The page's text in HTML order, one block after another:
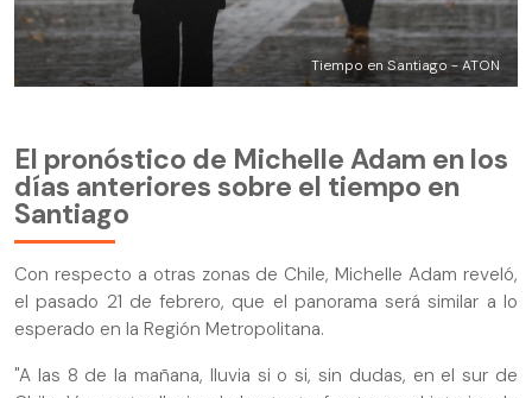
Tiempo en Santiago - ATON
El pronóstico de Michelle Adam en los
días anteriores sobre el tiempo en
Santiago
Con respecto a otras zonas de Chile, Michelle Adam reveló,
el pasado 21 de febrero, que el panorama será similar a lo
esperado en la Región Metropolitana.
"A las 8 de la mañana, lluvia si o si, sin dudas, en el sur de